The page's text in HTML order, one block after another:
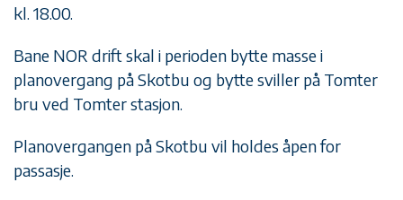
kl. 18.00.
Bane NOR drift skal i perioden bytte masse i
planovergang på Skotbu og bytte sviller på Tomter
bru ved Tomter stasjon.
Planovergangen på Skotbu vil holdes åpen for
passasje.